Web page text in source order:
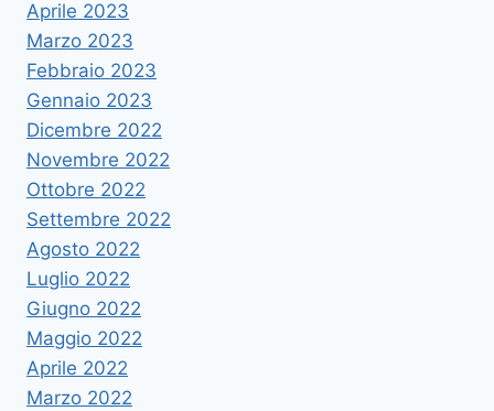
Aprile 2023
Marzo 2023
Febbraio 2023
Gennaio 2023
Dicembre 2022
Novembre 2022
Ottobre 2022
Settembre 2022
Agosto 2022
Luglio 2022
Giugno 2022
Maggio 2022
Aprile 2022
Marzo 2022